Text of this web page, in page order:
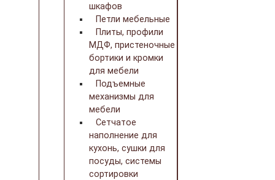
шкафов
Петли мебельные
Плиты, профили
МДФ, пристеночные
бортики и кромки
для мебели
Подъемные
механизмы для
мебели
Сетчатое
наполнение для
кухонь, сушки для
посуды, системы
сортировки